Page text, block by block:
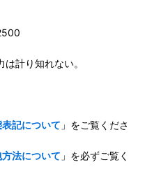
計り知れない。
記について 」をご覧くださ
法について 」を必ずご覧く